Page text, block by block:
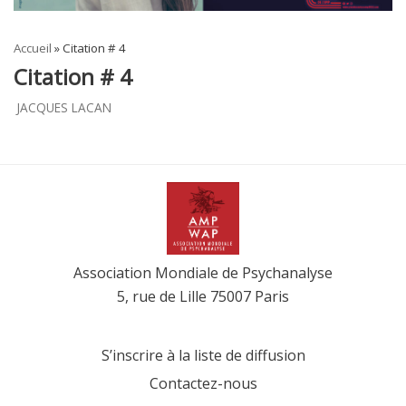
Accueil »Citation # 4
Citation # 4
JACQUES LACAN
Association Mondiale de Psychanalyse
5, rue de Lille 75007 Paris
S’inscrire à la liste de diffusion
Contactez-nous